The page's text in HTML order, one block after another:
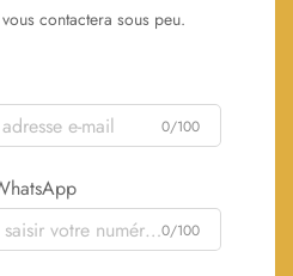
contactera sous peu.
0/100
0/100